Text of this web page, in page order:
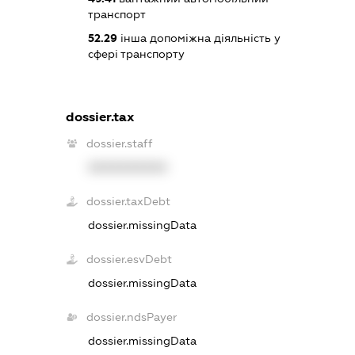
транспорт
52.29 інша допоміжна діяльність у
сфері транспорту
dossier.tax
dossier.staff
dossier.taxDebt
dossier.missingData
dossier.esvDebt
dossier.missingData
dossier.ndsPayer
dossier.missingData